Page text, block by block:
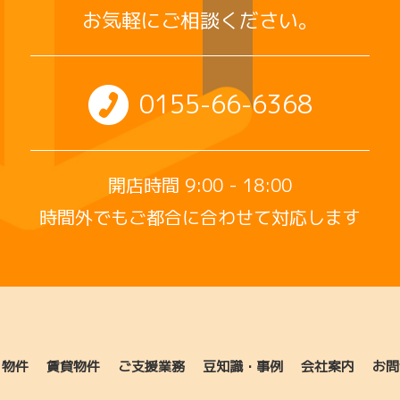
お気軽にご相談ください。
0155-66-6368
開店時間 9:00 - 18:00
時間外でもご都合に合わせて対応します
件 賃貸物件 ご支援業務 豆知識・事例 会社案内 お